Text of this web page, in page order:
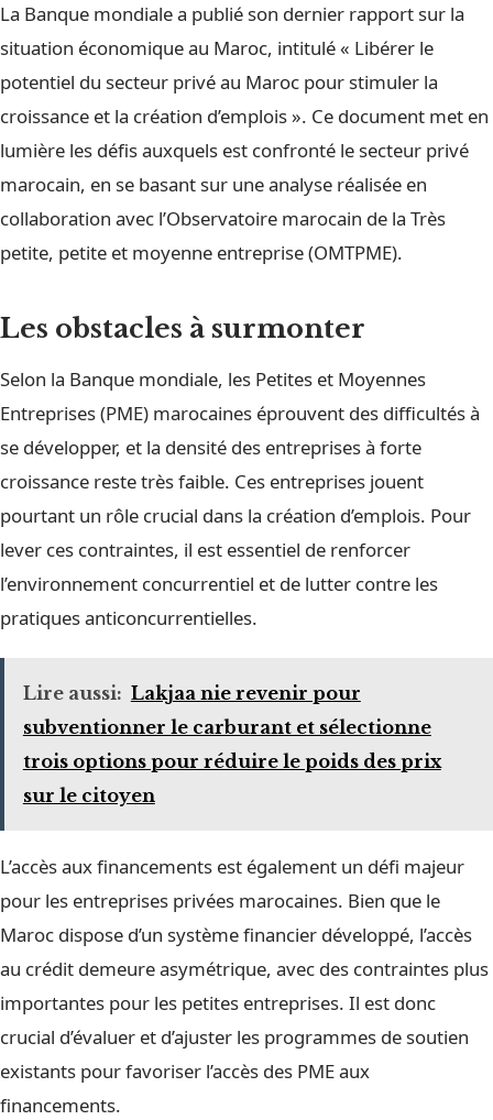
La Banque mondiale a publié son dernier rapport sur la
situation économique au Maroc, intitulé « Libérer le
potentiel du secteur privé au Maroc pour stimuler la
croissance et la création d’emplois ». Ce document met en
lumière les défis auxquels est confronté le secteur privé
marocain, en se basant sur une analyse réalisée en
collaboration avec l’Observatoire marocain de la Très
petite, petite et moyenne entreprise (OMTPME).
Les obstacles à surmonter
Selon la Banque mondiale, les Petites et Moyennes
Entreprises (PME) marocaines éprouvent des difficultés à
se développer, et la densité des entreprises à forte
croissance reste très faible. Ces entreprises jouent
pourtant un rôle crucial dans la création d’emplois. Pour
lever ces contraintes, il est essentiel de renforcer
l’environnement concurrentiel et de lutter contre les
pratiques anticoncurrentielles.
Lire aussi: Lakjaa nie revenir pour
subventionner le carburant et sélectionne
trois options pour réduire le poids des prix
sur le citoyen
L’accès aux financements est également un défi majeur
pour les entreprises privées marocaines. Bien que le
Maroc dispose d’un système financier développé, l’accès
au crédit demeure asymétrique, avec des contraintes plus
importantes pour les petites entreprises. Il est donc
crucial d’évaluer et d’ajuster les programmes de soutien
existants pour favoriser l’accès des PME aux
financements.